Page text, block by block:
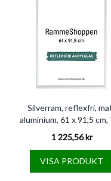
Silverram, reflexfri,
aluminium, 61 x 91,5 cm,
670
1 225,56 kr
VISA PRODUKT